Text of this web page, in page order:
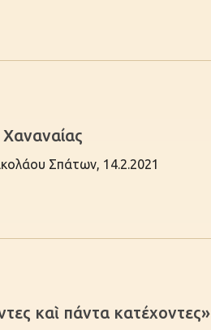
Σπάτων, 14.2.2021
καὶ πάντα κατέχοντες»